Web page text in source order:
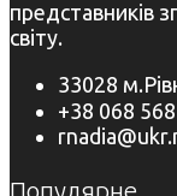
представників
світу.
33028
+38 068
Популярне